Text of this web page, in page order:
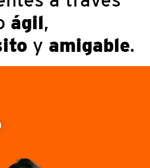
ágil,
y amigable.